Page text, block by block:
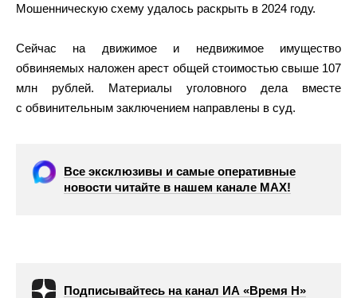
Мошенническую схему удалось раскрыть в 2024 году.
Сейчас на движимое и недвижимое имущество
обвиняемых наложен арест общей стоимостью свыше 107
млн рублей. Материалы уголовного дела вместе
с обвинительным заключением направлены в суд.
Все эксклюзивы и самые оперативные
новости читайте в нашем канале МАХ!
Подписывайтесь на канал ИА «Время Н»